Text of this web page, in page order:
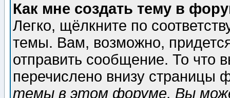
Как мне создать тему в
Легко, щёлкните по
темы. Вам, возможно,
отправить сообщение. То что
перечислено внизу страницы
темы в этом форуме, Вы